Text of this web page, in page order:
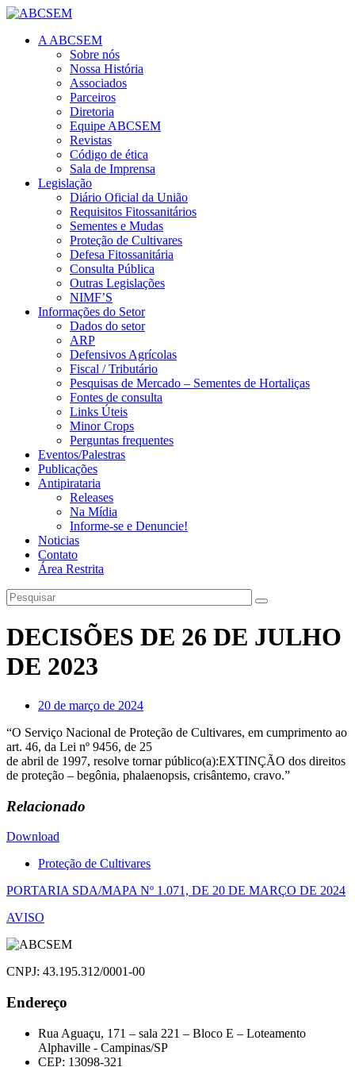
A ABCSEM
Sobre nós
Nossa História
Associados
Parceiros
Diretoria
Equipe ABCSEM
Revistas
Código de ética
Sala de Imprensa
Legislação
Diário Oficial da União
Requisitos Fitossanitários
Sementes e Mudas
Proteção de Cultivares
Defesa Fitossanitária
Consulta Pública
Outras Legislações
NIMF’S
Informações do Setor
Dados do setor
ARP
Defensivos Agrícolas
Fiscal / Tributário
Pesquisas de Mercado – Sementes de Hortaliças
Fontes de consulta
Links Úteis
Minor Crops
Perguntas frequentes
Eventos/Palestras
Publicações
Antipirataria
Releases
Na Mídia
Informe-se e Denuncie!
Noticias
Contato
Área Restrita
DECISÕES DE 26 DE JULHO
DE 2023
20 de março de 2024
“O Serviço Nacional de Proteção de Cultivares, em cumprimento ao
art. 46, da Lei nº 9456, de 25
de abril de 1997, resolve tornar público(a):EXTINÇÃO dos direitos
de proteção – begônia, phalaenopsis, crisântemo, cravo.”
Relacionado
Download
Proteção de Cultivares
Navegação
de
Post
PORTARIA SDA/MAPA Nº 1.071, DE 20 DE MARÇO DE 2024
AVISO
CNPJ: 43.195.312/0001-00
Endereço
Rua Aguaçu, 171 – sala 221 – Bloco E – Loteamento
Alphaville - Campinas/SP
CEP: 13098-321